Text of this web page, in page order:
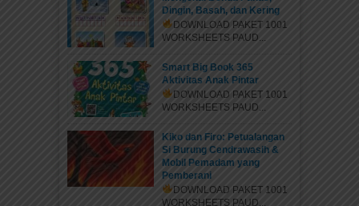
Dingin, Basah, dan Kering
DOWNLOAD PAKET 1001
WORKSHEETS PAUD...
Smart Big Book 365
Aktivitas Anak Pintar
DOWNLOAD PAKET 1001
WORKSHEETS PAUD...
Kiko dan Firo: Petualangan
Si Burung Cendrawasih &
Mobil Pemadam yang
Pemberani
DOWNLOAD PAKET 1001
WORKSHEETS PAUD...